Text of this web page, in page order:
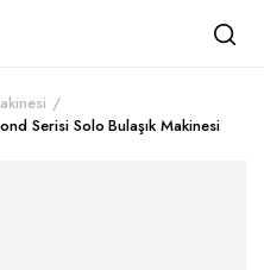
Serisi Solo Bulaşık Makinesi